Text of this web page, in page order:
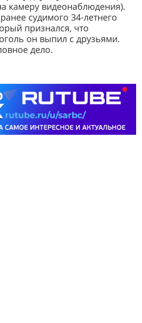
камеру видеонаблюдения).
судимого 34-летнего
признался, что
он выпил с друзьями.
дело.